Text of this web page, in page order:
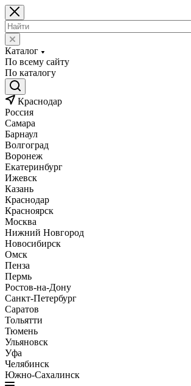
Каталог
По всему сайту
По каталогу
Краснодар
Россия
Самара
Барнаул
Волгоград
Воронеж
Екатеринбург
Ижевск
Казань
Краснодар
Красноярск
Москва
Нижний Новгород
Новосибирск
Омск
Пенза
Пермь
Ростов-на-Дону
Санкт-Петербург
Саратов
Тольятти
Тюмень
Ульяновск
Уфа
Челябинск
Южно-Сахалинск